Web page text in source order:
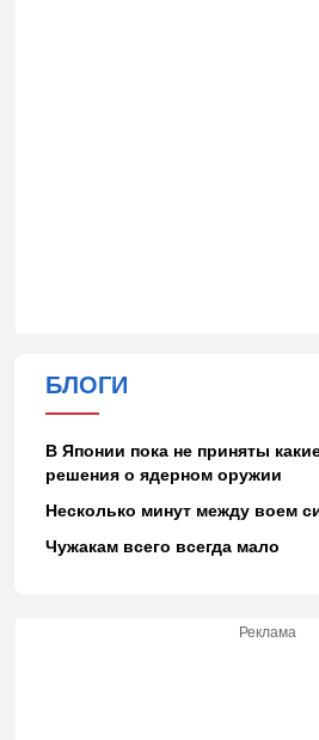
БЛОГИ
В Японии пока не приняты
решения о ядерном оружии
Несколько минут между воем
Чужакам всего всегда мало
Реклама